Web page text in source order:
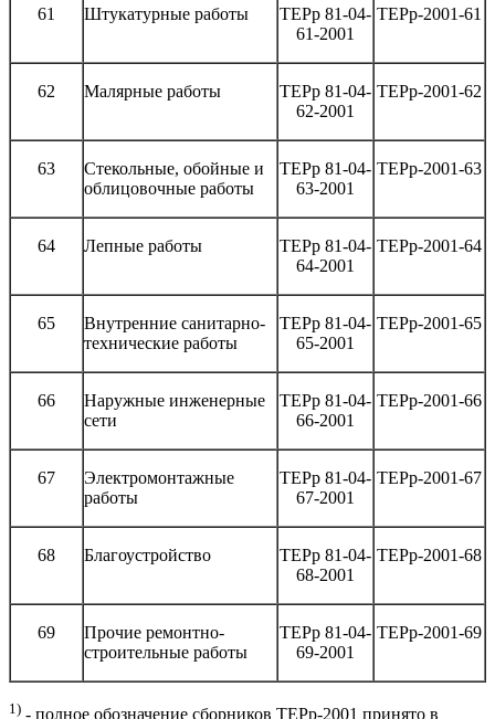
61 Штукатурные работы
ТЕРр 81-04-
61-2001
ТЕРр-2001-61
62 Малярные работы
ТЕРр 81-04-
62-2001
ТЕРр-2001-62
63
Стекольные, обойные и
облицовочные работы
ТЕРр 81-04-
63-2001
ТЕРр-2001-63
64 Лепные работы
ТЕРр 81-04-
64-2001
ТЕРр-2001-64
65
Внутренние санитарно-
технические работы
ТЕРр 81-04-
65-2001
ТЕРр-2001-65
66
Наружные инженерные
сети
ТЕРр 81-04-
66-2001
ТЕРр-2001-66
67
Электромонтажные
работы
ТЕРр 81-04-
67-2001
ТЕРр-2001-67
68 Благоустройство
ТЕРр 81-04-
68-2001
ТЕРр-2001-68
69
Прочие ремонтно-
строительные работы
ТЕРр 81-04-
69-2001
ТЕРр-2001-69
1) - полное обозначение сборников ТЕРр-2001 принято в